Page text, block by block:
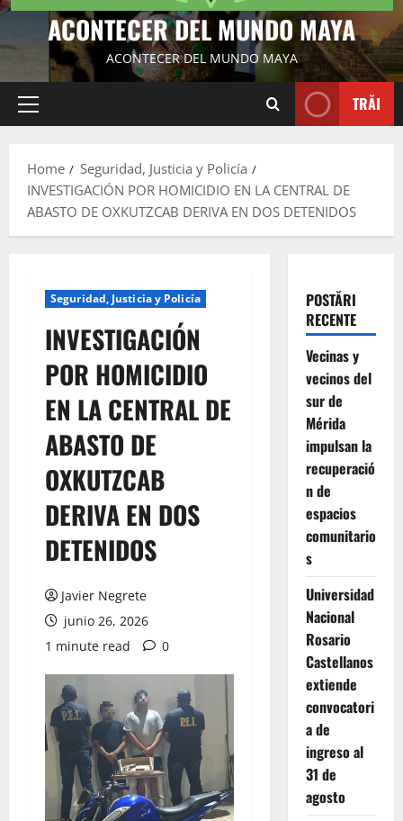
ACONTECER DEL MUNDO MAYA
ACONTECER DEL MUNDO MAYA
Primary
TRĂI
Home
Seguridad, Justicia y Policía
INVESTIGACIÓN POR HOMICIDIO EN LA CENTRAL DE
ABASTO DE OXKUTZCAB DERIVA EN DOS DETENIDOS
Seguridad, Justicia y Policía
INVESTIGACIÓN
POR HOMICIDIO
EN LA CENTRAL DE
ABASTO DE
OXKUTZCAB
DERIVA EN DOS
DETENIDOS
Javier Negrete
junio 26, 2026
1 minute read
0
POSTĂRI
RECENTE
Vecinas y
vecinos del
sur de
Mérida
impulsan la
recuperació
n de
espacios
comunitario
s
Universidad
Nacional
Rosario
Castellanos
extiende
convocatori
a de
ingreso al
31 de
agosto